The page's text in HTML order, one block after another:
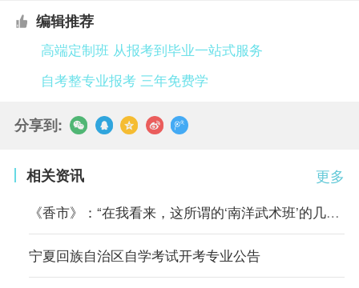
编辑推荐
高端定制班 从报考到毕业一站式服务
自考整专业报考 三年免费学
分享到:
更多
相关资讯
《香市》：“在我看来，这所谓的‘南洋武术班’的几套把式比起从前
宁夏回族自治区自学考试开考专业公告